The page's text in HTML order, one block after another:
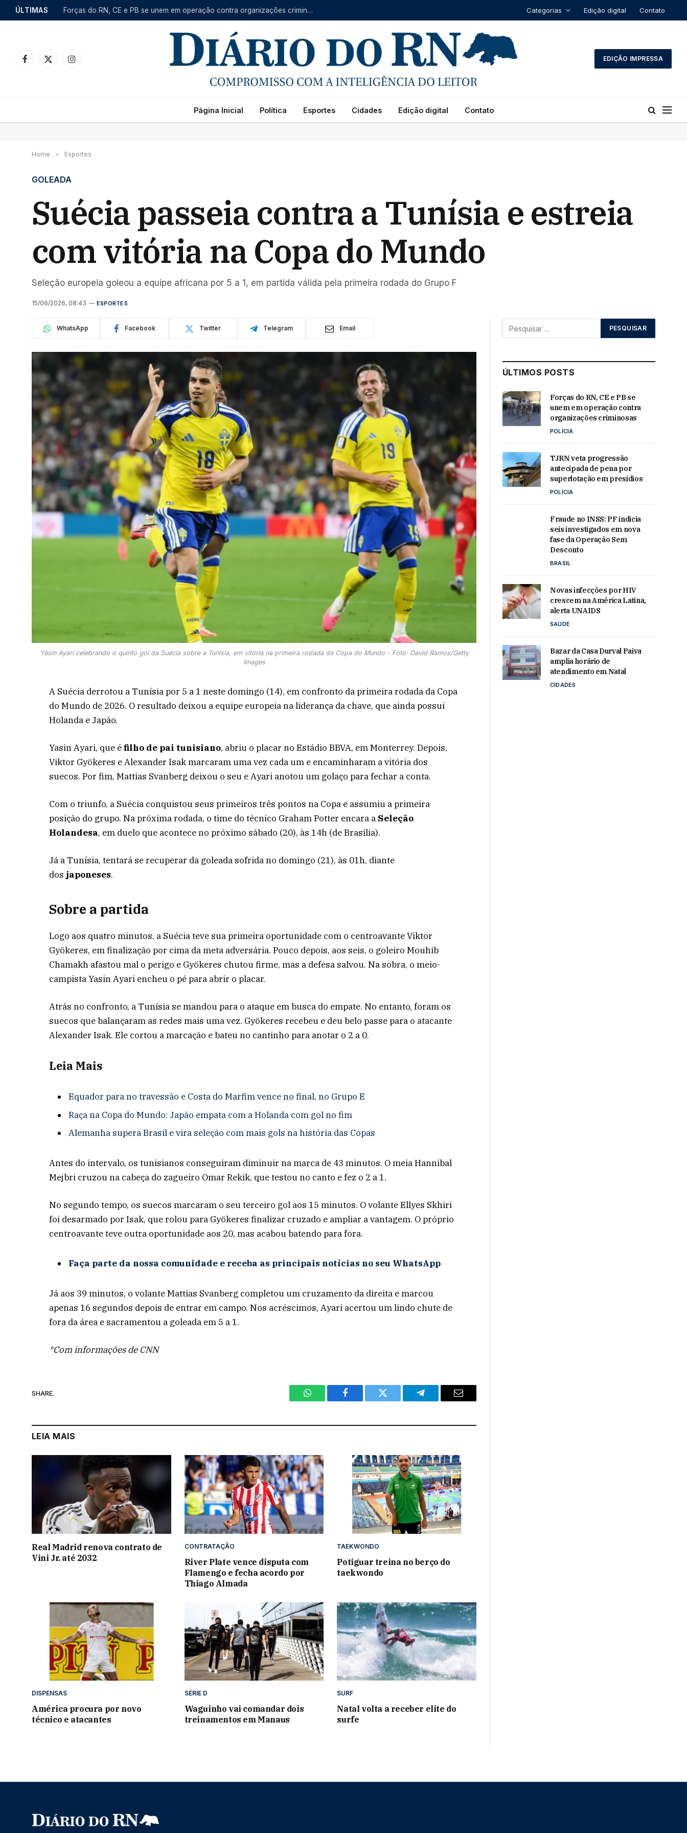
ÚLTIMAS Forças do RN, CE e PB se unem em operação contra organizações criminosas Categorias Edição digital Contato
Facebook
X
Instagram
EDIÇÃO IMPRESSA
Página Inicial Política Esportes Cidades Edição digital Contato
Home » Esportes
GOLEADA
Suécia passeia contra a Tunísia e estreia
com vitória na Copa do Mundo
Seleção europeia goleou a equipe africana por 5 a 1, em partida válida pela primeira rodada do Grupo F
15/06/2026, 08:43 ESPORTES
WhatsApp Facebook Twitter Telegram Email
Yasin Ayari celebrando o quinto gol da Suécia sobre a Tunísia, em vitória na primeira rodada da Copa do Mundo - Foto: David Ramos/Getty
Images
A Suécia derrotou a Tunísia por 5 a 1 neste domingo (14), em confronto da primeira rodada da Copa
do Mundo de 2026. O resultado deixou a equipe europeia na liderança da chave, que ainda possui
Holanda e Japão.
Yasin Ayari, que éfilho de pai tunisiano, abriu o placar no Estádio BBVA, em Monterrey. Depois,
Viktor Gyökeres e Alexander Isak marcaram uma vez cada um e encaminharam a vitória dos
suecos. Por fim, Mattias Svanberg deixou o seu e Ayari anotou um golaço para fechar a conta.
Com o triunfo, a Suécia conquistou seus primeiros três pontos na Copa e assumiu a primeira
posição do grupo. Na próxima rodada, o time do técnico Graham Potter encara a Seleção
Holandesa, em duelo que acontece no próximo sábado (20), às 14h (de Brasília).
Já a Tunísia, tentará se recuperar da goleada sofrida no domingo (21), às 01h, diante
dos japoneses.
Sobre a partida
Logo aos quatro minutos, a Suécia teve sua primeira oportunidade com o centroavante Viktor
Gyökeres, em finalização por cima da meta adversária. Pouco depois, aos seis, o goleiro Mouhib
Chamakh afastou mal o perigo e Gyökeres chutou firme, mas a defesa salvou. Na sobra, o meio-
campista Yasin Ayari encheu o pé para abrir o placar.
Atrás no confronto, a Tunísia se mandou para o ataque em busca do empate. No entanto, foram os
suecos que balançaram as redes mais uma vez. Gyökeres recebeu e deu belo passe para o atacante
Alexander Isak. Ele cortou a marcação e bateu no cantinho para anotar o 2 a 0.
Leia Mais
Equador para no travessão e Costa do Marfim vence no final, no Grupo E
Raça na Copa do Mundo: Japão empata com a Holanda com gol no fim
Alemanha supera Brasil e vira seleção com mais gols na história das Copas
Antes do intervalo, os tunisianos conseguiram diminuir na marca de 43 minutos. O meia Hannibal
Mejbri cruzou na cabeça do zagueiro Omar Rekik, que testou no canto e fez o 2 a 1.
No segundo tempo, os suecos marcaram o seu terceiro gol aos 15 minutos. O volante Ellyes Skhiri
foi desarmado por Isak, que rolou para Gyökeres finalizar cruzado e ampliar a vantagem. O próprio
centroavante teve outra oportunidade aos 20, mas acabou batendo para fora.
Faça parte da nossa comunidade e receba as principais notícias no seu WhatsApp
Já aos 39 minutos, o volante Mattias Svanberg completou um cruzamento da direita e marcou
apenas 16 segundos depois de entrar em campo. Nos acréscimos, Ayari acertou um lindo chute de
fora da área e sacramentou a goleada em 5 a 1.
*Com informações de CNN
SHARE.
WhatsAppFacebook Twitter Telegram Email
LEIA MAIS
Real Madrid renova contrato de
Vini Jr. até 2032
CONTRATAÇÃO
River Plate vence disputa com
Flamengo e fecha acordo por
Thiago Almada
TAEKWONDO
Potiguar treina no berço do
taekwondo
DISPENSAS
América procura por novo
técnico e atacantes
SÉRIE D
Waguinho vai comandar dois
treinamentos em Manaus
SURF
Natal volta a receber elite do
surfe
ÚLTIMOS POSTS
Forças do RN, CE e PB se
unem em operação contra
organizações criminosas
POLÍCIA
TJRN veta progressão
antecipada de pena por
superlotação em presídios
POLÍCIA
Fraude no INSS: PF indicia
seis investigados em nova
fase da Operação Sem
Desconto
BRASIL
Novas infecções por HIV
crescem na América Latina,
alerta UNAIDS
SAÚDE
Bazar da Casa Durval Paiva
amplia horário de
atendimento em Natal
CIDADES